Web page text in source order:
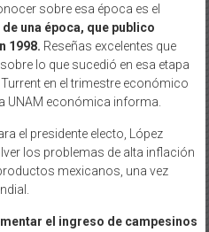
sobre esa época es el
una época, que publico
1998. Reseñas excelentes que
lo que sucedió en esa etapa
en el trimestre económico
UNAM económica informa.
el presidente electo, López
los problemas de alta inflación
mexicanos, una vez
el ingreso de campesinos